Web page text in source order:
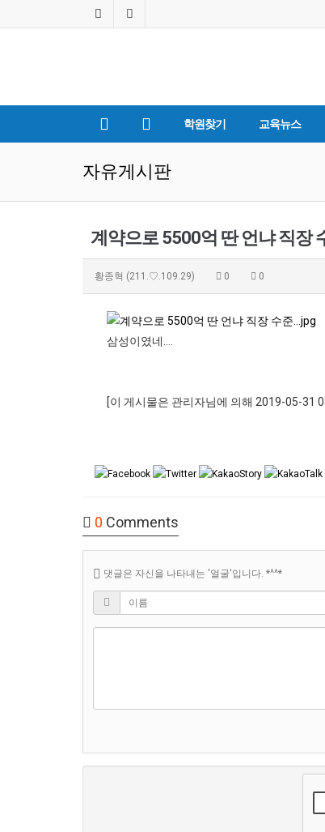
학원찾기 교육뉴스
자유게시판
계약으로 5500억 딴 언냐 직장
황종혁 (211.♡.109.29) 0 0
삼성이였네....
[이 게시물은 관리자님에 의해 2019-05-31
0 Comments
댓글은 자신을 나타내는 '얼굴'입니다. *^^*